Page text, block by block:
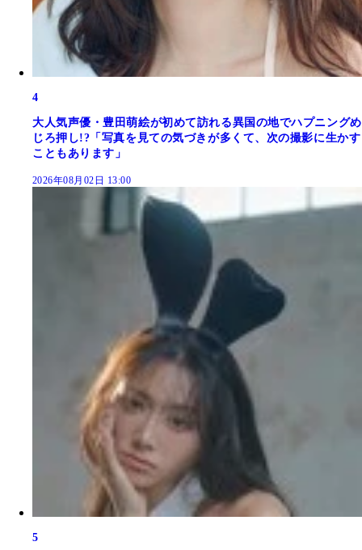
4
大人気声優・豊田萌絵が初めて訪れる異国の地でハプニングめ
じろ押し!?「写真を見ての気づきが多くて、次の撮影に生かす
こともあります」
2026年08月02日 13:00
5